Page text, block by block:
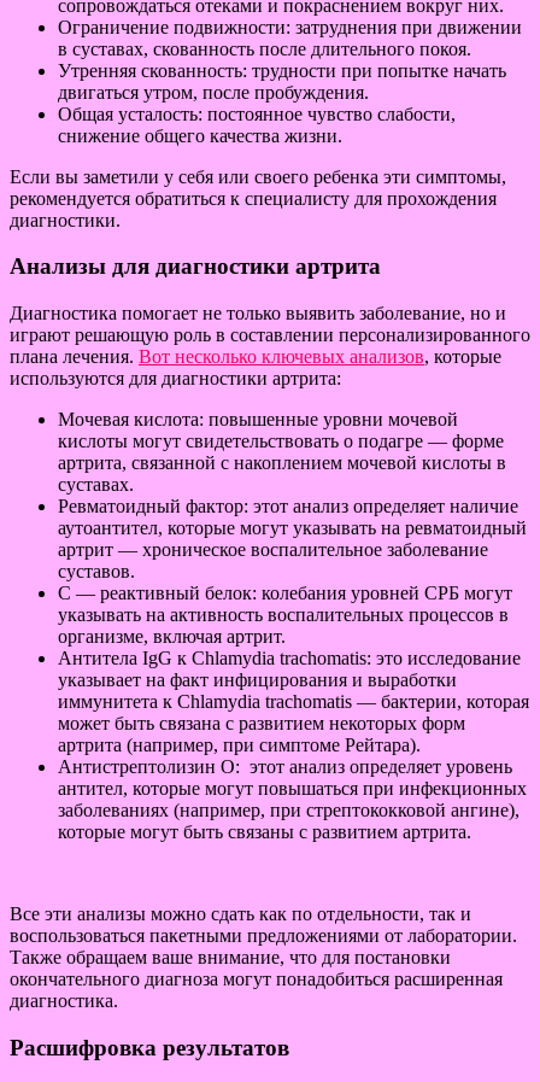
сопровождаться отеками и покраснением вокруг них.
Ограничение подвижности: затруднения при движении
в суставах, скованность после длительного покоя.
Утренняя скованность: трудности при попытке начать
двигаться утром, после пробуждения.
Общая усталость: постоянное чувство слабости,
снижение общего качества жизни.
Если вы заметили у себя или своего ребенка эти симптомы,
рекомендуется обратиться к специалисту для прохождения
диагностики.
Анализы для диагностики артрита
Диагностика помогает не только выявить заболевание, но и
играют решающую роль в составлении персонализированного
плана лечения. Вот несколько ключевых анализов, которые
используются для диагностики артрита:
Мочевая кислота: повышенные уровни мочевой
кислоты могут свидетельствовать о подагре — форме
артрита, связанной с накоплением мочевой кислоты в
суставах.
Ревматоидный фактор: этот анализ определяет наличие
аутоантител, которые могут указывать на ревматоидный
артрит — хроническое воспалительное заболевание
суставов.
C — реактивный белок: колебания уровней СРБ могут
указывать на активность воспалительных процессов в
организме, включая артрит.
Антитела IgG к Chlamydia trachomatis: это исследование
указывает на факт инфицирования и выработки
иммунитета к Chlamydia trachomatis — бактерии, которая
может быть связана с развитием некоторых форм
артрита (например, при симптоме Рейтара).
Антистрептолизин О: этот анализ определяет уровень
антител, которые могут повышаться при инфекционных
заболеваниях (например, при стрептококковой ангине),
которые могут быть связаны с развитием артрита.
Все эти анализы можно сдать как по отдельности, так и
воспользоваться пакетными предложениями от лаборатории.
Также обращаем ваше внимание, что для постановки
окончательного диагноза могут понадобиться расширенная
диагностика.
Расшифровка результатов